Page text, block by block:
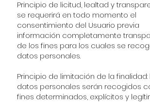
Principio de licitud, lealtad y
se requerirá en todo momento el
consentimiento del Usuario previa
información completamente
de los fines para los cuales se
datos personales.
Principio de limitación de la finalidad:
datos personales serán recogidos
fines determinados, explícitos y